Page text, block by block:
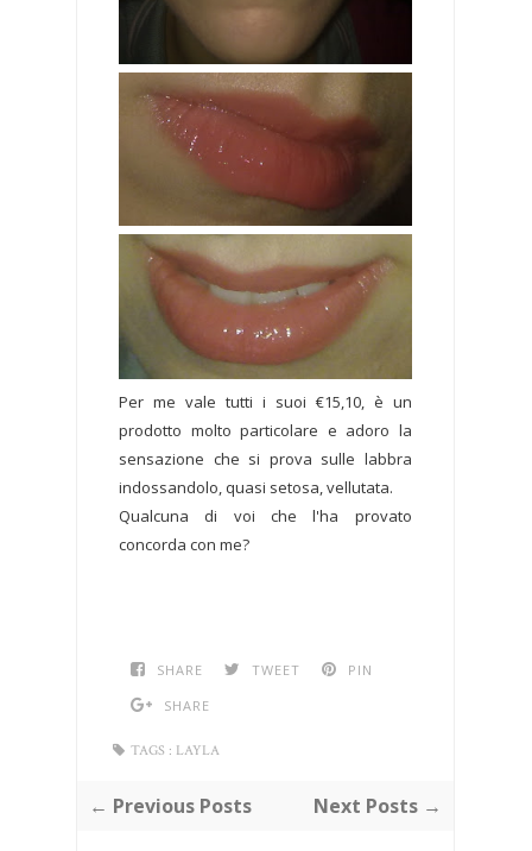
Per me vale tutti i suoi €15,10, è un
prodotto molto particolare e adoro la
sensazione che si prova sulle labbra
indossandolo, quasi setosa, vellutata.
Qualcuna di voi che l'ha provato
concorda con me?
SHARE TWEET
PIN
SHARE
TAGS : LAYLA
← Previous Posts Next Posts →